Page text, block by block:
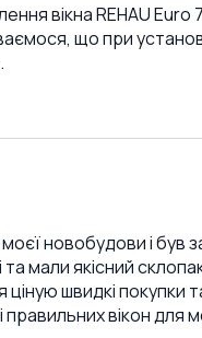
вікна REHAU Euro
що при
моєї новобудови і
мали якісний
ціную швидкі
вікон для